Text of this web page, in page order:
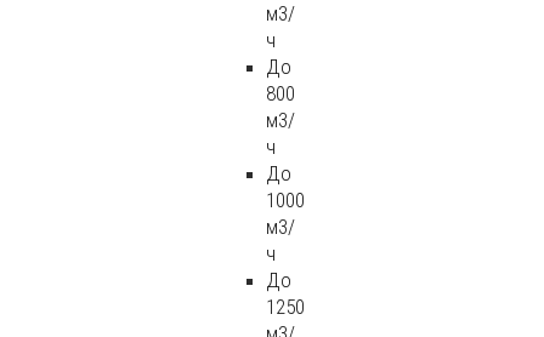
м3/
ч
До
800
м3/
ч
До
1000
м3/
ч
До
1250